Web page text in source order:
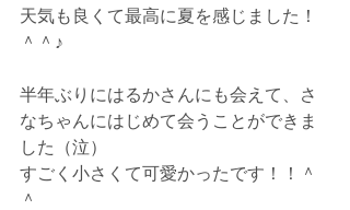
天気も良くて最高に夏を感じました！
＾＾♪
半年ぶりにはるかさんにも会えて、さ
なちゃんにはじめて会うことができま
した（泣）
すごく小さくて可愛かったです！！＾
＾